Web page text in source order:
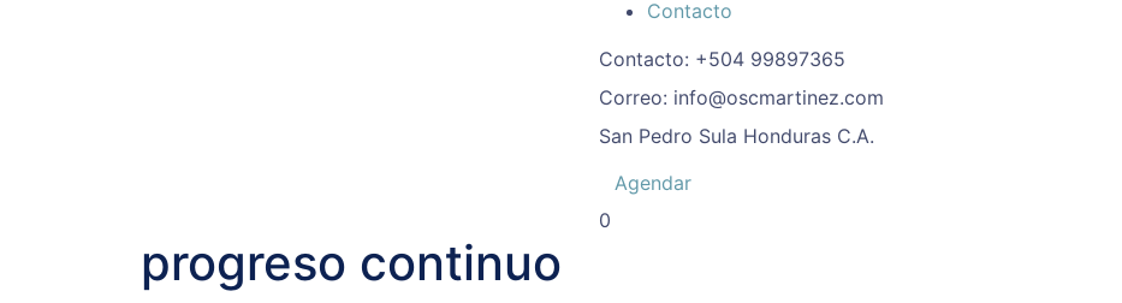
Contacto
Contacto: +504 99897365
Correo: info@oscmartinez.com
San Pedro Sula Honduras C.A.
Agendar
0
progreso continuo